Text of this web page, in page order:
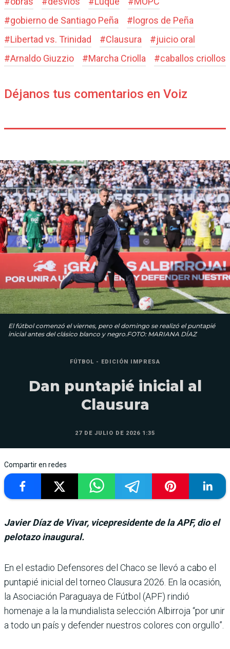
#gobierno de Santiago Peña # logros de Peña
#Libertad vs. Trinidad #Clausura #juicio oral
#Arnaldo Giuzzio #Marcha Criolla #caballos criollos
Déjanos tus comentarios en Voiz
El fútbol comenzó el viernes, pero el domingo se realizó el puntapié
inicial antes del clásico blanco y negro.FOTO: MARIANA DÍAZ
FÚTBOL - EDICIÓN IMPRESA
Dan puntapié inicial al
Clausura
27 DE JULIO DE 2026 1:35
Compartir en redes
Javier Díaz de Vivar, vicepresidente de la APF, dio el
pelotazo inaugural.
En el estadio Defensores del Chaco se llevó a cabo el
punta­pié inicial del torneo Clausura 2026. En la ocasión,
la Aso­ciación Paraguaya de Fútbol (APF) rindió
homenaje a la la mundialista selección Albi­rroja “por unir
a todo un país y defender nuestros colores con orgullo”.